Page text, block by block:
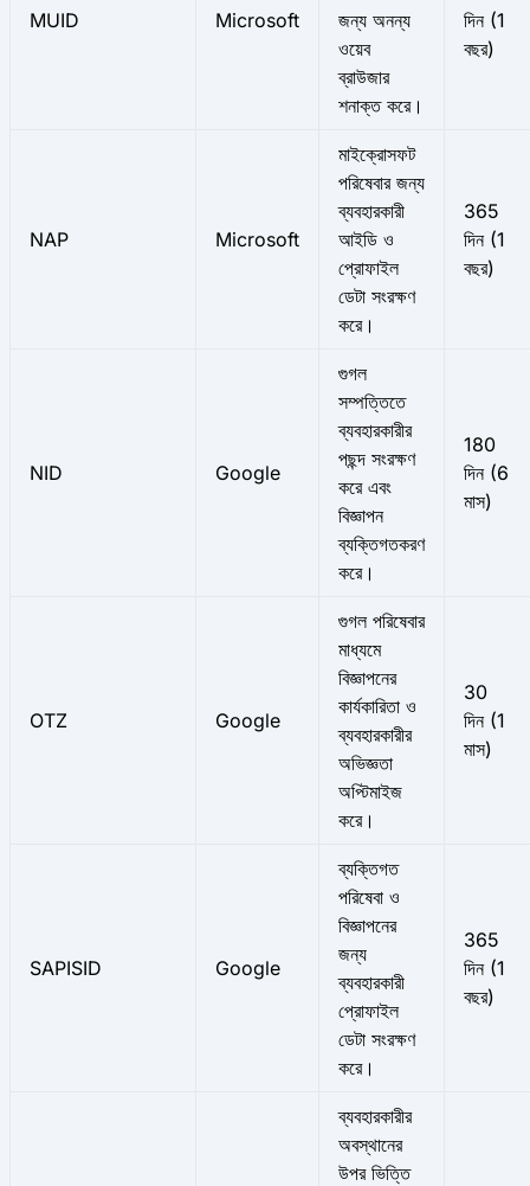
MUID Microsoft
জন্য অনন্য
ওয়েব
ব্রাউজার
শনাক্ত করে।
দিন (1
বছর)
NAP Microsoft
মাইক্রোসফট
পরিষেবার জন্য
ব্যবহারকারী
আইডি ও
প্রোফাইল
ডেটা সংরক্ষণ
করে।
365
দিন (1
বছর)
NID Google
গুগল
সম্পত্তিতে
ব্যবহারকারীর
পছন্দ সংরক্ষণ
করে এবং
বিজ্ঞাপন
ব্যক্তিগতকরণ
করে।
180
দিন (6
মাস)
OTZ Google
গুগল পরিষেবার
মাধ্যমে
বিজ্ঞাপনের
কার্যকারিতা ও
ব্যবহারকারীর
অভিজ্ঞতা
অপ্টিমাইজ
করে।
30
দিন (1
মাস)
SAPISID Google
ব্যক্তিগত
পরিষেবা ও
বিজ্ঞাপনের
জন্য
ব্যবহারকারী
প্রোফাইল
ডেটা সংরক্ষণ
করে।
365
দিন (1
বছর)
ব্যবহারকারীর
অবস্থানের
উপর ভিত্তি